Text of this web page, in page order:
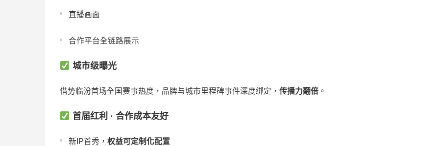
直播画面
合作平台全链路展示
城市级曝光
借势临汾首场全国赛事热度，品牌与城市里程碑事件深度绑定， 传播力翻倍 。
首届红利 · 合作成本友好
新IP首秀， 权益可定制化配置